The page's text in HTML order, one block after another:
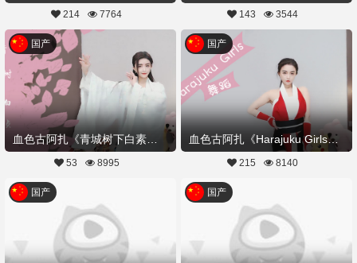
214 7764 143 3544
血色古阿扎《青城树下白素贞》不是记忆中的白娘子,而是你的白衣仙子
国产
53 8995
血色古阿扎《Harajuku Girls》不知火舞,带你起飞！
国产
215 8140
国产 国产